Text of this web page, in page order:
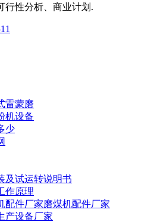
行性分析、商业计划.
雷蒙磨
机设备
少
及试运转说明书
作原理
配件厂家磨煤机配件厂家
产设备厂家